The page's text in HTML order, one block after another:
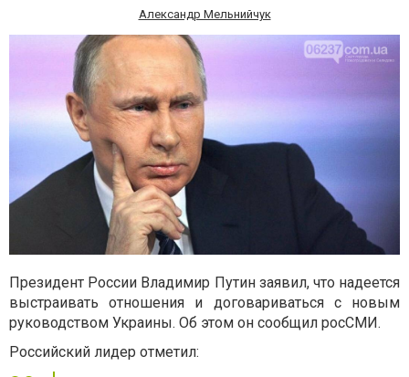
Александр Мельнийчук
Президент России Владимир Путин заявил, что надеется
выстраивать отношения и договариваться с новым
руководством Украины. Об этом он сообщил росСМИ.
Российский лидер отметил: